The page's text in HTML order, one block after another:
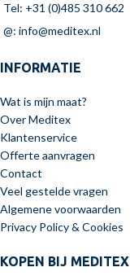
Tel: +31 (0)485 310 662
@: info@meditex.nl
INFORMATIE
Wat is mijn maat?
Over Meditex
Klantenservice
Offerte aanvragen
Contact
Veel gestelde vragen
Algemene voorwaarden
Privacy Policy & Cookies
KOPEN BIJ MEDITEX